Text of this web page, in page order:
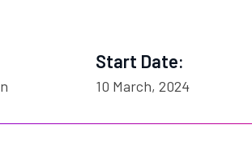
Start Date:
10 March, 2024